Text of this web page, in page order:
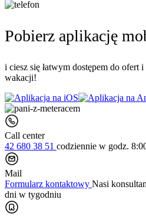
Pobierz aplikację
i ciesz się łatwym dostępem do ofert
wakacji!
Call center
42 680 38 51 codziennie w godz.
Mail
Formularz kontaktowy Nasi
dni w tygodniu